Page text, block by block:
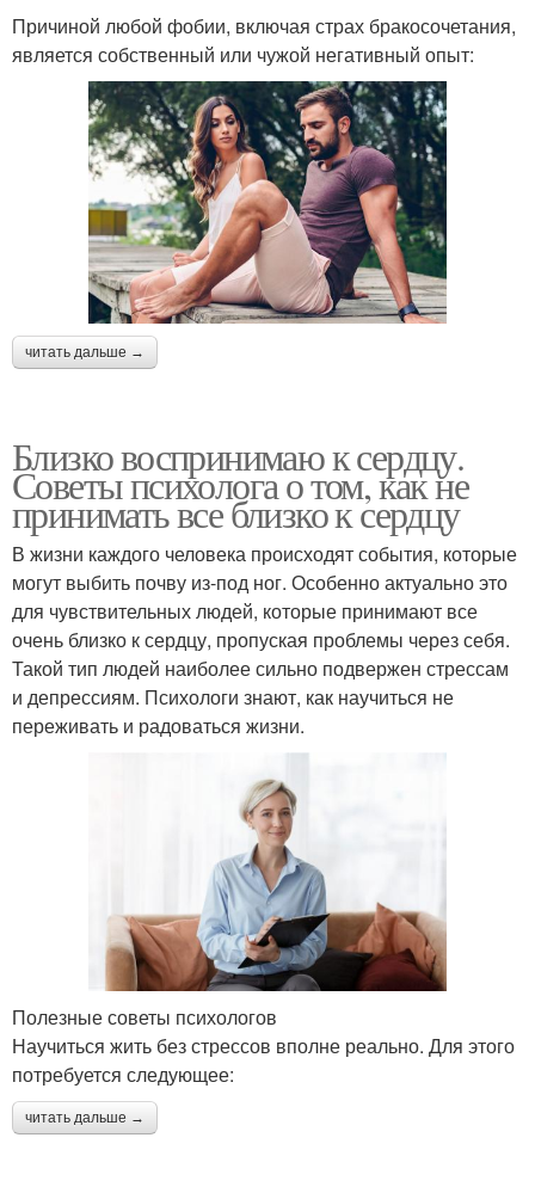
Причиной любой фобии, включая страх бракосочетания,
является собственный или чужой негативный опыт:
читать дальше →
Близко воспринимаю к сердцу.
Советы психолога о том, как не
принимать все близко к сердцу
В жизни каждого человека происходят события, которые
могут выбить почву из-под ног. Особенно актуально это
для чувствительных людей, которые принимают все
очень близко к сердцу, пропуская проблемы через себя.
Такой тип людей наиболее сильно подвержен стрессам
и депрессиям. Психологи знают, как научиться не
переживать и радоваться жизни.
Полезные советы психологов
Научиться жить без стрессов вполне реально. Для этого
потребуется следующее:
читать дальше →